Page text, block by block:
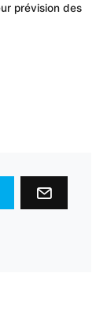
prévision des